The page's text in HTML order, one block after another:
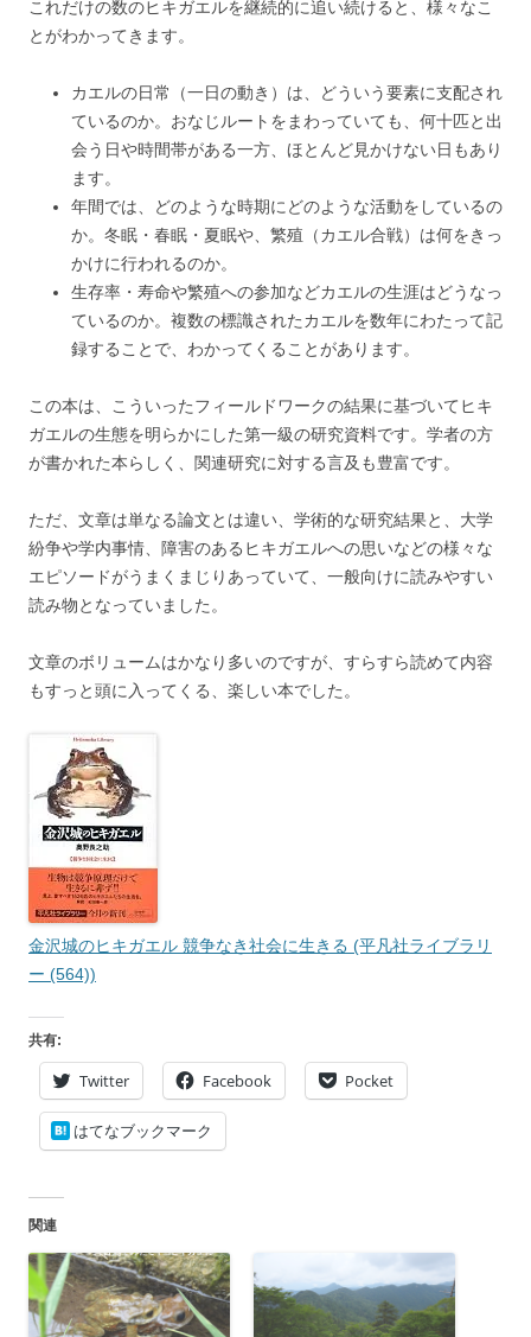
これだけの数のヒキガエルを継続的に追い続けると、様々なこ
とがわかってきます。
カエルの日常（一日の動き）は、どういう要素に支配され
ているのか。おなじルートをまわっていても、何十匹と出
会う日や時間帯がある一方、ほとんど見かけない日もあり
ます。
年間では、どのような時期にどのような活動をしているの
か。冬眠・春眠・夏眠や、繁殖（カエル合戦）は何をきっ
かけに行われるのか。
生存率・寿命や繁殖への参加などカエルの生涯はどうなっ
ているのか。複数の標識されたカエルを数年にわたって記
録することで、わかってくることがあります。
この本は、こういったフィールドワークの結果に基づいてヒキ
ガエルの生態を明らかにした第一級の研究資料です。学者の方
が書かれた本らしく、関連研究に対する言及も豊富です。
ただ、文章は単なる論文とは違い、学術的な研究結果と、大学
紛争や学内事情、障害のあるヒキガエルへの思いなどの様々な
エピソードがうまくまじりあっていて、一般向けに読みやすい
読み物となっていました。
文章のボリュームはかなり多いのですが、すらすら読めて内容
もすっと頭に入ってくる、楽しい本でした。
金沢城のヒキガエル 競争なき社会に生きる (平凡社ライブラリ
ー (564))
共有:
Twitter Facebook Pocket
はてなブックマーク
関連